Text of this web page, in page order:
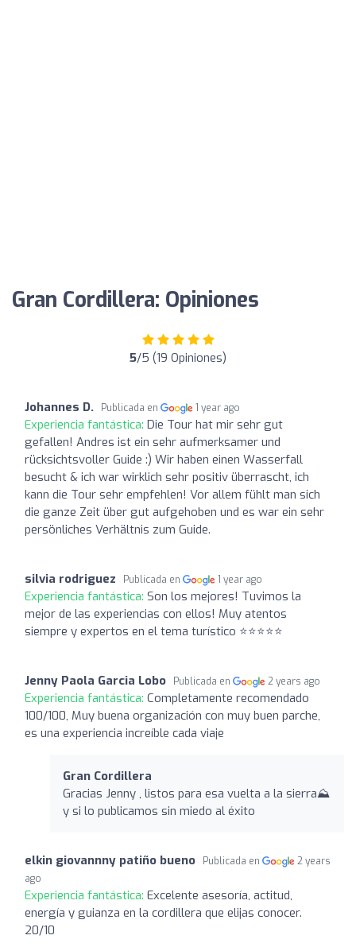
Gran Cordillera: Opiniones
5/5 (19 Opiniones)
Johannes D. Publicada en 1 year ago
Experiencia fantástica: Die Tour hat mir sehr gut
gefallen! Andres ist ein sehr aufmerksamer und
rücksichtsvoller Guide :) Wir haben einen Wasserfall
besucht & ich war wirklich sehr positiv überrascht, ich
kann die Tour sehr empfehlen! Vor allem fühlt man sich
die ganze Zeit über gut aufgehoben und es war ein sehr
persönliches Verhältnis zum Guide.
silvia rodriguez Publicada en 1 year ago
Experiencia fantástica: Son los mejores! Tuvimos la
mejor de las experiencias con ellos! Muy atentos
siempre y expertos en el tema turístico ⭐️⭐️⭐️⭐️⭐️
Jenny Paola Garcia Lobo Publicada en 2 years ago
Experiencia fantástica: Completamente recomendado
100/100, Muy buena organización con muy buen parche,
es una experiencia increíble cada viaje
Gran Cordillera
Gracias Jenny , listos para esa vuelta a la sierra⛰️
y si lo publicamos sin miedo al éxito
elkin giovannny patiño bueno Publicada en
2 years
ago
Experiencia fantástica: Excelente asesoría, actitud,
energía y guianza en la cordillera que elijas conocer.
20/10